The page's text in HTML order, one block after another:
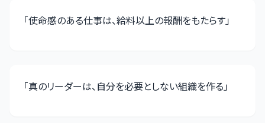
「使命感のある仕事は、給料以上の報酬をもたらす」
「真のリーダーは、自分を必要としない組織を作る」